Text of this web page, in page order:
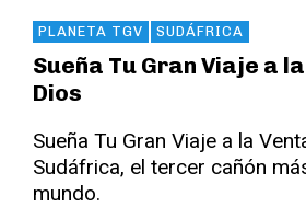
PLANETA TGV SUDÁFRICA
Sueña Tu Gran Viaje a
Dios
Sueña Tu Gran Viaje a la
Sudáfrica, el tercer cañón
mundo.